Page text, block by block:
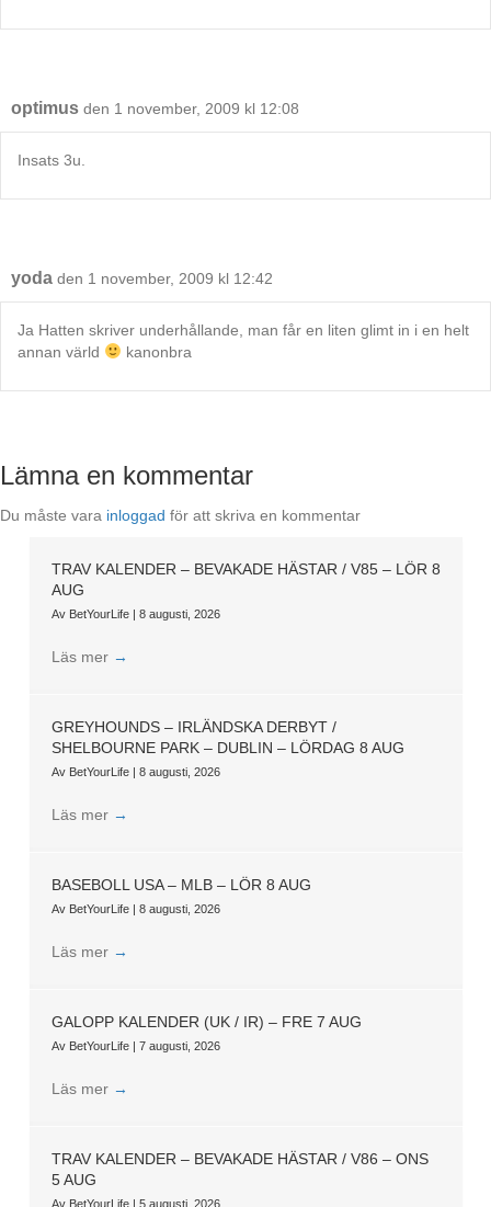
optimus den 1 november, 2009 kl 12:08
Insats 3u.
yoda den 1 november, 2009 kl 12:42
Ja Hatten skriver underhållande, man får en liten glimt in i en helt
annan värld
kanonbra
Lämna en kommentar
Du måste vara inloggad för att skriva en kommentar
TRAV KALENDER – BEVAKADE HÄSTAR / V85 – LÖR 8
AUG
Av BetYourLife | 8 augusti, 2026
Läs mer →
GREYHOUNDS – IRLÄNDSKA DERBYT /
SHELBOURNE PARK – DUBLIN – LÖRDAG 8 AUG
Av BetYourLife | 8 augusti, 2026
Läs mer →
BASEBOLL USA – MLB – LÖR 8 AUG
Av BetYourLife | 8 augusti, 2026
Läs mer →
GALOPP KALENDER (UK / IR) – FRE 7 AUG
Av BetYourLife | 7 augusti, 2026
Läs mer →
TRAV KALENDER – BEVAKADE HÄSTAR / V86 – ONS
5 AUG
Av BetYourLife | 5 augusti, 2026